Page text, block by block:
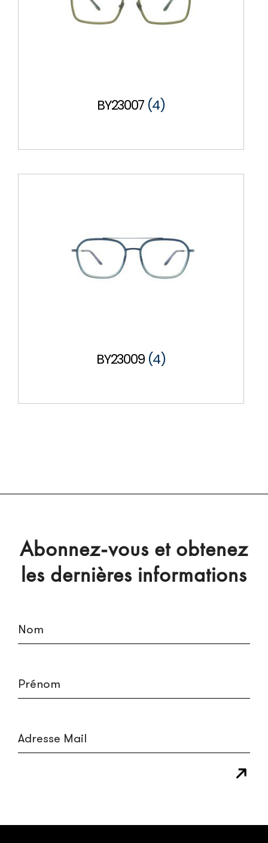
BY23007 (4)
BY23009 (4)
Abonnez-vous et obtenez
les dernières informations